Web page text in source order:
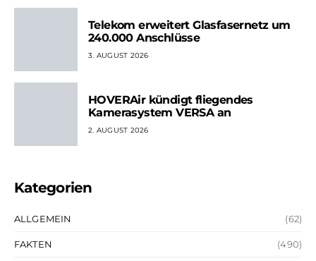
Telekom erweitert Glasfasernetz um
240.000 Anschlüsse
3. AUGUST 2026
HOVERAir kündigt fliegendes
Kamerasystem VERSA an
2. AUGUST 2026
Kategorien
ALLGEMEIN (62)
FAKTEN (490)